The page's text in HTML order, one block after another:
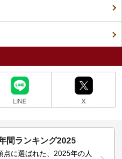
間ランキング2025
点に選ばれた、2025年の人